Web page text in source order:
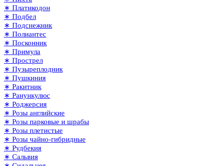
∗ Платикодон
∗ Подбел
∗ Подснежник
∗ Полиантес
∗ Посконник
∗ Примула
∗ Прострел
∗ Пузыреплодник
∗ Пушкиния
∗ Ракитник
∗ Ранункулюс
∗ Роджерсия
∗ Розы английские
∗ Розы парковые и шрабы
∗ Розы плетистые
∗ Розы чайно-гибридные
∗ Рудбекия
∗ Сальвия